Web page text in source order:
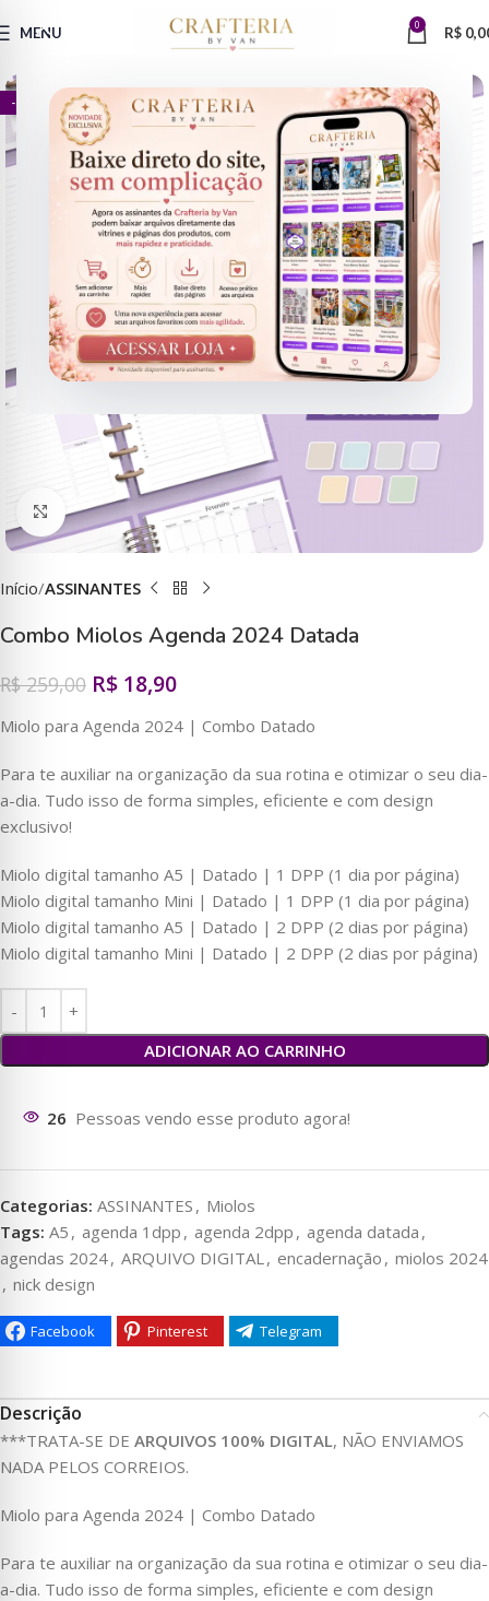
MENU 0 R$
- 93%
Clique para ampliar
Início ASSINANTES
Combo Miolos Agenda 2024 Datada
R$259,00 R$ 18,90
Miolo para Agenda 2024 | Combo Datado
Para te auxiliar na organização da sua rotina e otimizar o seu dia-
a-dia. Tudo isso de forma simples, eficiente e com design
exclusivo!
Miolo digital tamanho A5 | Datado | 1 DPP (1 dia por página)
Miolo digital tamanho Mini | Datado | 1 DPP (1 dia por página)
Miolo digital tamanho A5 | Datado | 2 DPP (2 dias por página)
Miolo digital tamanho Mini | Datado | 2 DPP (2 dias por página)
ADICIONAR AO CARRINHO
25 Pessoas vendo esse produto agora!
Categorias: ASSINANTES , Miolos
Tags: A5 , agenda 1dpp , agenda 2dpp , agenda datada ,
agendas 2024, ARQUIVO DIGITAL, encadernação , miolos 2024
, nick design
Facebook Pinterest Telegram
Descrição
***TRATA-SE DE ARQUIVOS 100% DIGITAL, NÃO ENVIAMOS
NADA PELOS CORREIOS.
Miolo para Agenda 2024 | Combo Datado
Para te auxiliar na organização da sua rotina e otimizar o seu dia-
a-dia. Tudo isso de forma simples, eficiente e com design